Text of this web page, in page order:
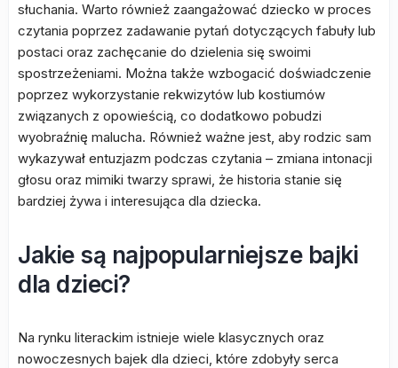
słuchania. Warto również zaangażować dziecko w proces
czytania poprzez zadawanie pytań dotyczących fabuły lub
postaci oraz zachęcanie do dzielenia się swoimi
spostrzeżeniami. Można także wzbogacić doświadczenie
poprzez wykorzystanie rekwizytów lub kostiumów
związanych z opowieścią, co dodatkowo pobudzi
wyobraźnię malucha. Również ważne jest, aby rodzic sam
wykazywał entuzjazm podczas czytania – zmiana intonacji
głosu oraz mimiki twarzy sprawi, że historia stanie się
bardziej żywa i interesująca dla dziecka.
Jakie są najpopularniejsze bajki
dla dzieci?
Na rynku literackim istnieje wiele klasycznych oraz
nowoczesnych bajek dla dzieci, które zdobyły serca